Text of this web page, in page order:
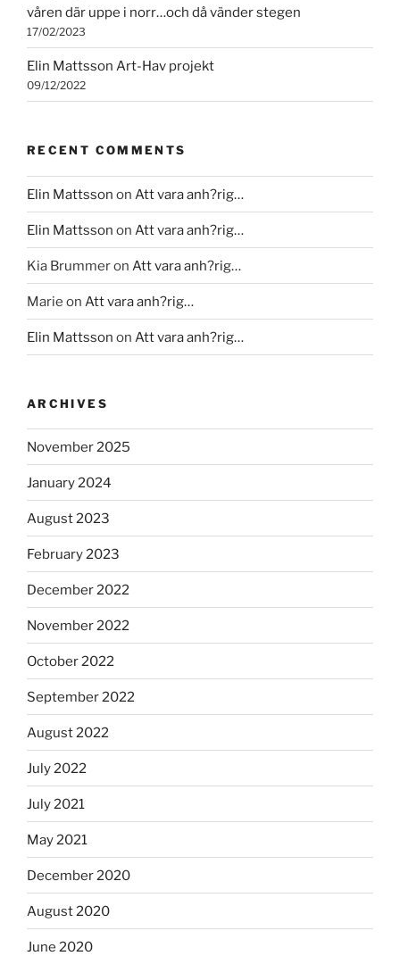
våren där uppe i norr…och då vänder stegen
17/02/2023
Elin Mattsson Art-Hav projekt
09/12/2022
RECENT COMMENTS
Elin Mattsson on Att vara anh?rig…
Elin Mattsson on Att vara anh?rig…
Kia Brummeron Att vara anh?rig…
Marie on Att vara anh?rig…
Elin Mattsson on Att vara anh?rig…
ARCHIVES
November 2025
January 2024
August 2023
February 2023
December 2022
November 2022
October 2022
September 2022
August 2022
July 2022
July 2021
May 2021
December 2020
August 2020
June 2020